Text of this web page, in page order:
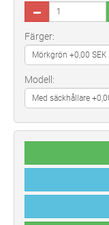
Färger:
Modell: